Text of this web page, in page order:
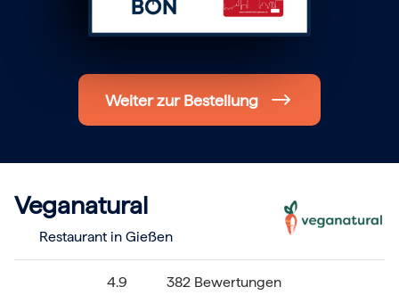
Frohe Weihnachten
München
Stuttgart
Für alle Geschenk-Gutscheine gilt:
Geschmackvoll und maximal flexibel!
Einlösbar für alle 10.000 Partner und 3 Jahre gültig
Das ideale Geschenk für alle Anlässe
Weiter zur Bestellung
Veganatural
Restaurant in Gießen
4.9 382 Bewertungen